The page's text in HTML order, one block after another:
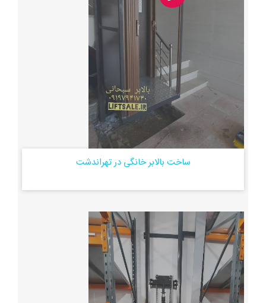
ساخت بالابر خانگی در تهراندشت